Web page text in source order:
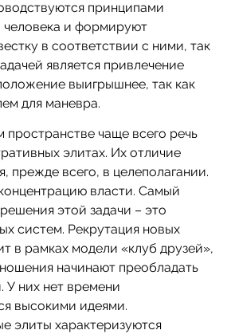
принципами
человека и формируют
в соответствии с ними, так
является привлечение
выигрышнее, так как
для маневра.
пространстве чаще всего речь
элитах. Их отличие
прежде всего, в целеполагании.
власти. Самый
этой задачи – это
систем. Рекрутация новых
в рамках модели «клуб друзей»,
начинают преобладать
У них нет времени
высокими идеями.
элиты характеризуются